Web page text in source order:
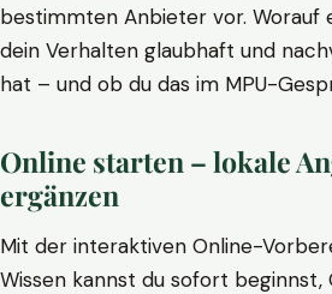
bestimmten Anbieter vor. Worauf
dein Verhalten glaubhaft und
hat – und ob du das im MPU-
Online starten – lokale
ergänzen
Mit der interaktiven Online-
Wissen kannst du sofort beginnst,